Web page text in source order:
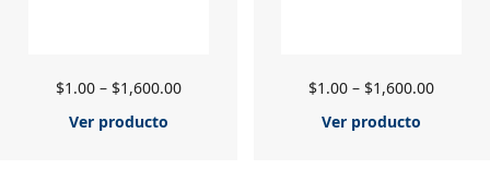
$1.00– $1,600.00
Ver producto
$1.00 – $1,600.00
Ver producto